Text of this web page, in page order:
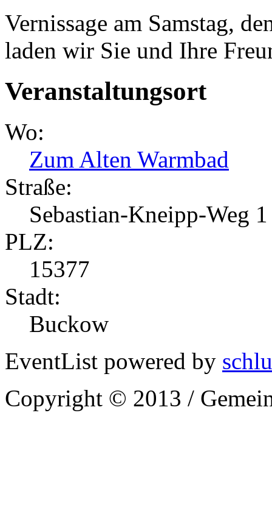
Vernissage am Samstag,
laden wir Sie und Ihre
Veranstaltungsort
Wo:
Zum Alten Warmbad
Straße:
Sebastian-Kneipp-Weg 1
PLZ:
15377
Stadt:
Buckow
EventList powered by
Copyright © 2013 /